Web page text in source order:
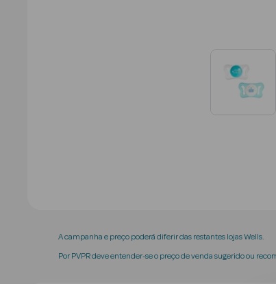
A campanha e preço poderá diferir das restantes lojas Wells.
Por PVPR deve entender-se o preço de venda sugerido ou